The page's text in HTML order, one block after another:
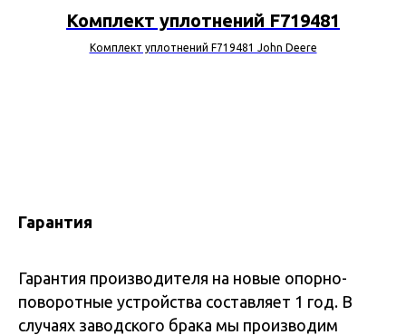
Комплект уплотнений F719481
Комплект уплотнений F719481 John Deere
Гарантия
Гарантия производителя на новые опорно-
поворотные устройства составляет 1 год. В
случаях заводского брака мы производим